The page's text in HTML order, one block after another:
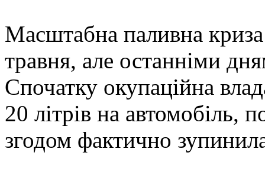
Масштабна паливна
травня, але останніми
Спочатку окупаційна
20 літрів на автомобіль,
згодом фактично